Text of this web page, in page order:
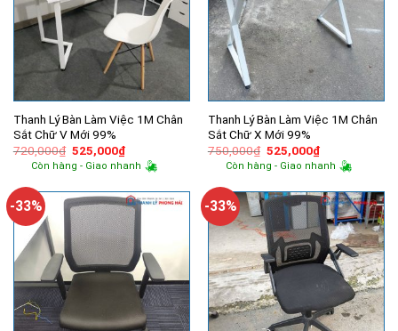
Thanh Lý Bàn Làm Việc 1M Chân
Sắt Chữ V Mới 99%
720,000₫ Giá
gốc
là:
525,000₫Giá
hiện
tại
525,000₫.
Còn hàng - Giao nhanh
Thanh Lý Bàn Làm Việc 1M Chân
Sắt Chữ X Mới 99%
750,000₫ Giá
gốc
là:
525,000₫Giá
hiện
tại
525,000₫.
Còn hàng - Giao nhanh
-33% -33%